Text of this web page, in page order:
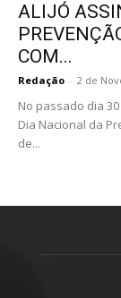
ALIJÓ
COM...
Redação - 2 de
No passado dia
Dia Nacional da
de...